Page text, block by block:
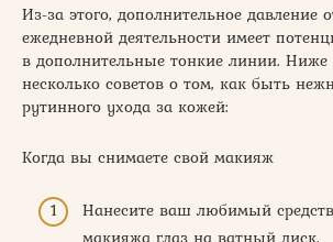
Из-за этого, дополнительное давление
ежедневной деятельности имеет
в дополнительные тонкие линии.
несколько советов о том, как быть
рутинного ухода за кожей:
Когда вы снимаете свой макияж
Нанесите ваш любимый